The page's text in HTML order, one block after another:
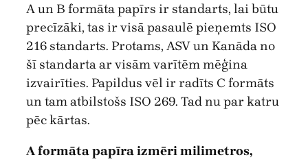
A un B formāta papīrs ir standarts, lai būtu
precīzāki, tas ir visā pasaulē pieņemts ISO
216 standarts. Protams, ASV un Kanāda no
šī standarta ar visām varītēm mēģina
izvairīties. Papildus vēl ir radīts C formāts
un tam atbilstošs ISO 269. Tad nu par katru
pēc kārtas.
A formāta papīra izmēri milimetros,